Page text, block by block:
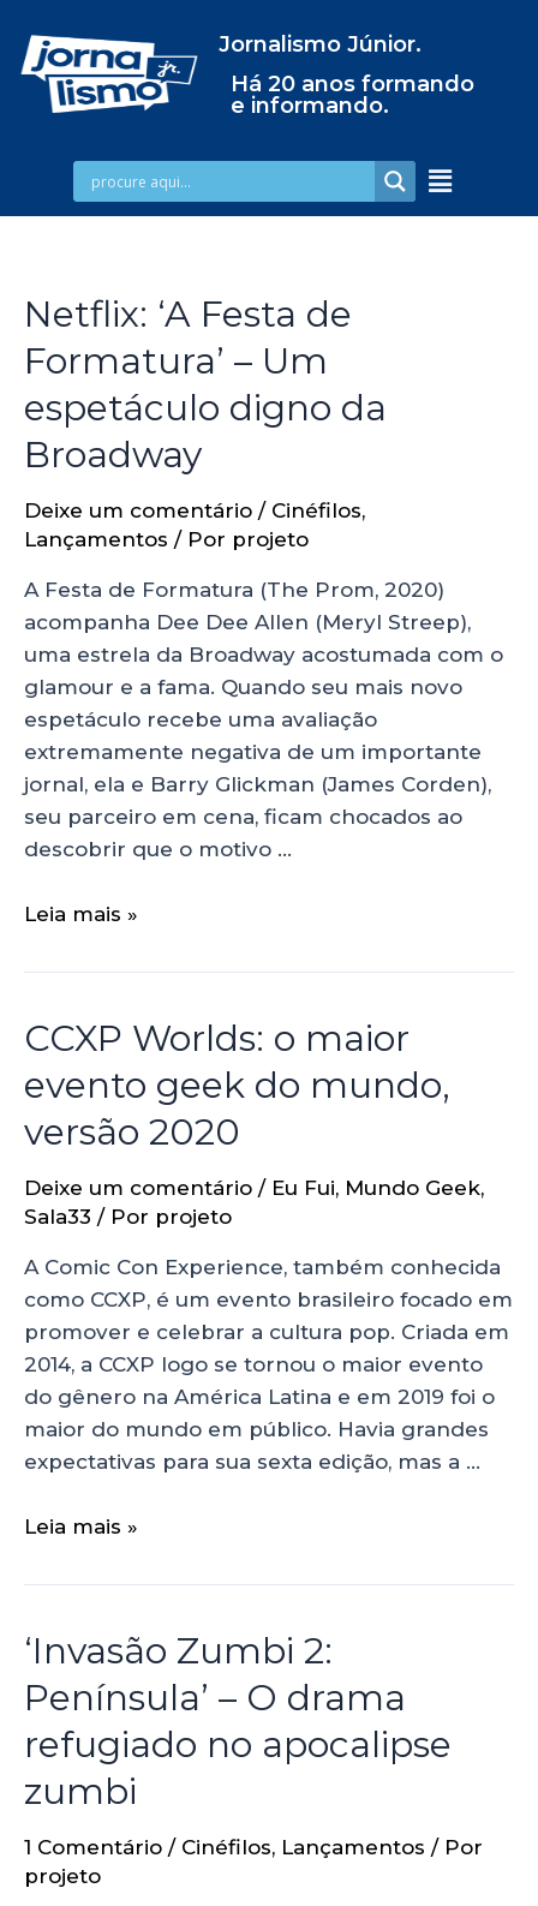
Jornalismo Júnior.
Há 20 anos formando
e informando.
Netflix: ‘A Festa de
Formatura’ – Um
espetáculo digno da
Broadway
Deixe um comentário / Cinéfilos,
Lançamentos / Por projeto
A Festa de Formatura (The Prom, 2020)
acompanha Dee Dee Allen (Meryl Streep),
uma estrela da Broadway acostumada com o
glamour e a fama. Quando seu mais novo
espetáculo recebe uma avaliação
extremamente negativa de um importante
jornal, ela e Barry Glickman (James Corden),
seu parceiro em cena, ficam chocados ao
descobrir que o motivo …
Leia mais »
CCXP Worlds: o maior
evento geek do mundo,
versão 2020
Deixe um comentário / Eu Fui, Mundo Geek,
Sala33 / Por projeto
A Comic Con Experience, também conhecida
como CCXP, é um evento brasileiro focado em
promover e celebrar a cultura pop. Criada em
2014, a CCXP logo se tornou o maior evento
do gênero na América Latina e em 2019 foi o
maior do mundo em público. Havia grandes
expectativas para sua sexta edição, mas a …
Leia mais »
‘Invasão Zumbi 2:
Península’ – O drama
refugiado no apocalipse
zumbi
1 Comentário / Cinéfilos, Lançamentos / Por
projeto